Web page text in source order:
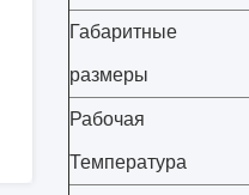
Габаритные
размеры
Рабочая
Температура